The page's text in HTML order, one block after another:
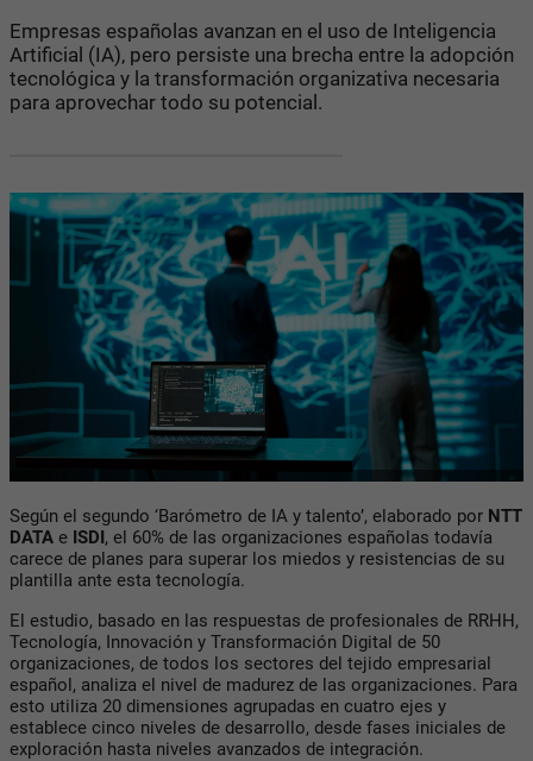
Empresas españolas avanzan en el uso de Inteligencia
Artificial (IA), pero persiste una brecha entre la adopción
tecnológica y la transformación organizativa necesaria
para aprovechar todo su potencial.
Según el segundo ‘Barómetro de IA y talento’, elaborado por NTT
DATA e ISDI, el 60% de las organizaciones españolas todavía
carece de planes para superar los miedos y resistencias de su
plantilla ante esta tecnología.
El estudio, basado en las respuestas de profesionales de RRHH,
Tecnología, Innovación y Transformación Digital de 50
organizaciones, de todos los sectores del tejido empresarial
español, analiza el nivel de madurez de las organizaciones. Para
esto utiliza 20 dimensiones agrupadas en cuatro ejes y
establece cinco niveles de desarrollo, desde fases iniciales de
exploración hasta niveles avanzados de integración.